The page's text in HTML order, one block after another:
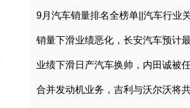
9月汽车销量排名全榜单||汽车行业
业绩下滑日产汽车换帅，内田诚被